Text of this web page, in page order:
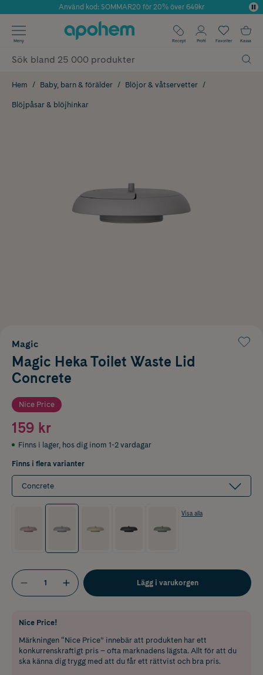
Årets Butik 2025 inom Skönhet
Använd kod: SOMMAR20 för 20% över 649kr
✓ Fri frakt
✓ Poäng på alla köp*
Meny Recept Profil Favoriter Kassa
Hem Baby, barn & förälder Blöjor & våtservetter
Blöjpåsar & blöjhinkar
Magic
Magic Heka Toilet Waste Lid
Concrete
Nice Price
159 kr
Finns i lager, hos dig inom 1-2 vardagar
Finns i flera varianter
Concrete
Visa alla
Lägg i varukorgen
Nice Price!
Märkningen “Nice Price” innebär att produkten har ett
konkurrenskraftigt pris – ofta marknadens lägsta. Allt för att du
ska känna dig trygg med att du får ett rättvist och bra pris.